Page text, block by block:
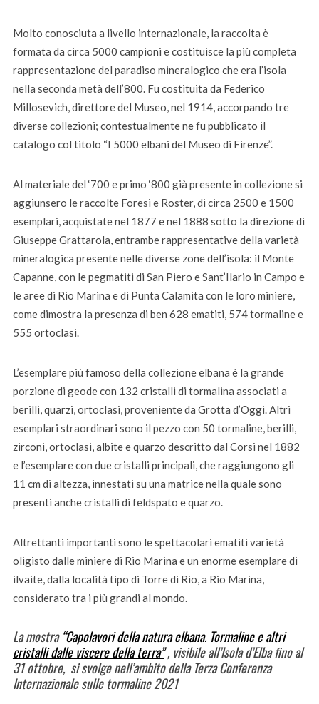
Molto conosciuta a livello internazionale, la raccolta è
formata da circa 5000 campioni e costituisce la più completa
rappresentazione del paradiso mineralogico che era l’isola
nella seconda metà dell’800. Fu costituita da Federico
Millosevich, direttore del Museo, nel 1914, accorpando tre
diverse collezioni; contestualmente ne fu pubblicato il
catalogo col titolo “I 5000 elbani del Museo di Firenze”.
Al materiale del ‘700 e primo ‘800 già presente in collezione si
aggiunsero le raccolte Foresi e Roster, di circa 2500 e 1500
esemplari, acquistate nel 1877 e nel 1888 sotto la direzione di
Giuseppe Grattarola, entrambe rappresentative della varietà
mineralogica presente nelle diverse zone dell’isola: il Monte
Capanne, con le pegmatiti di San Piero e Sant’Ilario in Campo e
le aree di Rio Marina e di Punta Calamita con le loro miniere,
come dimostra la presenza di ben 628 ematiti, 574 tormaline e
555 ortoclasi.
L’esemplare più famoso della collezione elbana è la grande
porzione di geode con 132 cristalli di tormalina associati a
berilli, quarzi, ortoclasi, proveniente da Grotta d’Oggi. Altri
esemplari straordinari sono il pezzo con 50 tormaline, berilli,
zirconi, ortoclasi, albite e quarzo descritto dal Corsi nel 1882
e l’esemplare con due cristalli principali, che raggiungono gli
11 cm di altezza, innestati su una matrice nella quale sono
presenti anche cristalli di feldspato e quarzo.
Altrettanti importanti sono le spettacolari ematiti varietà
oligisto dalle miniere di Rio Marina e un enorme esemplare di
ilvaite, dalla località tipo di Torre di Rio, a Rio Marina,
considerato tra i più grandi al mondo.
La mostra“Capolavori della natura elbana. Tormaline e altri
cristalli dalle viscere della terra”, visibile all’Isola d’Elba fino al
31 ottobre, si svolge nell’ambito della Terza Conferenza
Internazionale sulle tormaline 2021